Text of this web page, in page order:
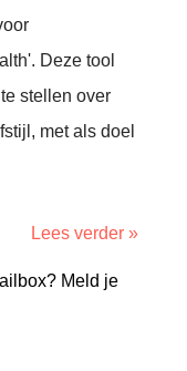
Deze tool
stellen over
met als doel
Lees verder »
Meld je